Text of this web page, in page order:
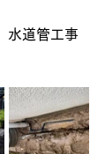
水道管工事